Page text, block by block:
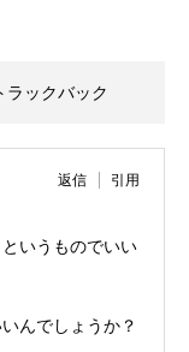
ラックバック
返信 引用
いうものでいい
んでしょうか？